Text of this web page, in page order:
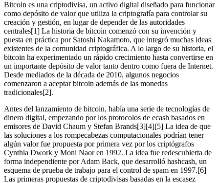
Bitcoin es una criptodivisa, un activo digital diseñado para funcionar
como depósito de valor que utiliza la criptografía para controlar su
creación y gestión, en lugar de depender de las autoridades
centrales[1] La historia de bitcoin comenzó con su invención y
puesta en práctica por Satoshi Nakamoto, que integró muchas ideas
existentes de la comunidad criptográfica. A lo largo de su historia, el
bitcoin ha experimentado un rápido crecimiento hasta convertirse en
un importante depósito de valor tanto dentro como fuera de Internet.
Desde mediados de la década de 2010, algunos negocios
comenzaron a aceptar bitcoin además de las monedas
tradicionales[2].
Antes del lanzamiento de bitcoin, había una serie de tecnologías de
dinero digital, empezando por los protocolos de ecash basados en
emisores de David Chaum y Stefan Brands[3][4][5] La idea de que
las soluciones a los rompecabezas computacionales podrían tener
algún valor fue propuesta por primera vez por los criptógrafos
Cynthia Dwork y Moni Naor en 1992. La idea fue redescubierta de
forma independiente por Adam Back, que desarrolló hashcash, un
esquema de prueba de trabajo para el control de spam en 1997.[6]
Las primeras propuestas de criptodivisas basadas en la escasez